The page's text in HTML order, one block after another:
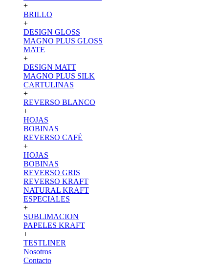
+
BRILLO
+
DESIGN GLOSS
MAGNO PLUS GLOSS
MATE
+
DESIGN MATT
MAGNO PLUS SILK
CARTULINAS
+
REVERSO BLANCO
+
HOJAS
BOBINAS
REVERSO CAFÉ
+
HOJAS
BOBINAS
REVERSO GRIS
REVERSO KRAFT
NATURAL KRAFT
ESPECIALES
+
SUBLIMACION
PAPELES KRAFT
+
TESTLINER
Nosotros
Contacto